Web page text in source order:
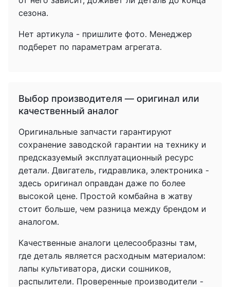
сезона.
Нет артикула - пришлите фото. Менеджер
подберет по параметрам агрегата.
Выбор производителя — оригинал или
качественный аналог
Оригинальные запчасти гарантируют
сохранение заводской гарантии на технику и
предсказуемый эксплуатационный ресурс
детали. Двигатель, гидравлика, электроника -
здесь оригинал оправдан даже по более
высокой цене. Простой комбайна в жатву
стоит больше, чем разница между брендом и
аналогом.
Качественные аналоги целесообразны там,
где деталь является расходным материалом:
лапы культиватора, диски сошников,
распылители. Проверенные производители -